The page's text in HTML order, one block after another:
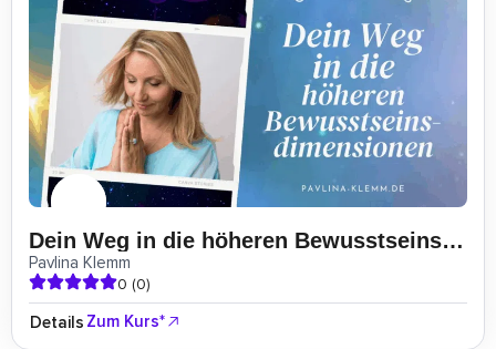
Dein Weg in die höheren Bewusstseinsdimensionen
Pavlina Klemm
0 (0)
Details Zum Kurs*